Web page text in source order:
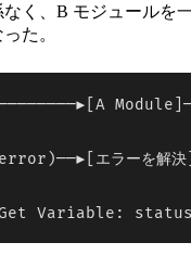
なく、B モジュールを
た。
エラーを
Variable: